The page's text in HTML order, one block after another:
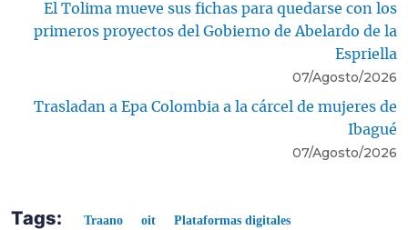
El Tolima mueve sus fichas para quedarse con los
primeros proyectos del Gobierno de Abelardo de la
Espriella
07/Agosto/2026
Trasladan a Epa Colombia a la cárcel de mujeres de
Ibagué
07/Agosto/2026
Tags: Traano oit Plataformas digitales